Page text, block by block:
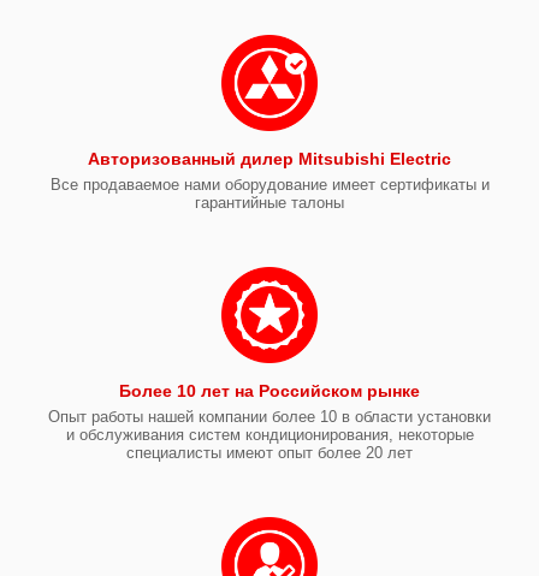
Авторизованный дилер Mitsubishi Electric
Все продаваемое нами оборудование имеет сертификаты и
гарантийные талоны
Более 10 лет на Российском рынке
Опыт работы нашей компании более 10 в области установки
и обслуживания систем кондиционирования, некоторые
специалисты имеют опыт более 20 лет